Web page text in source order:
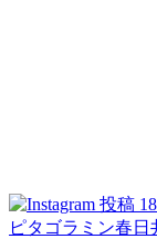
ピタゴラミン春